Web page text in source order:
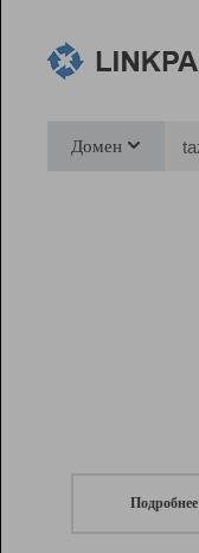
Домен
Подробнее